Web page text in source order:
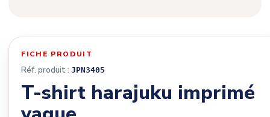
FICHE PRODUIT
Réf. produit : JPN3405
T-shirt harajuku imprimé